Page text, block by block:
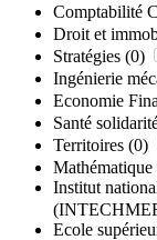
Comptabilité
Droit et
Stratégies (0)
Ingénierie
Economie
Santé
Territoires (0)
Mathématique
Institut
Ecole